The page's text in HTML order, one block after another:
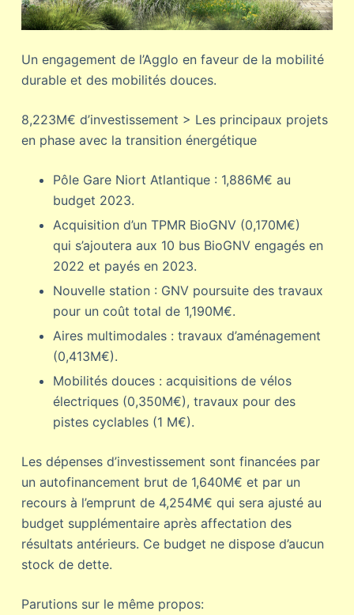
Un engagement de l’Agglo en faveur de la mobilité
durable et des mobilités douces.
8,223M€ d’investissement > Les principaux projets
en phase avec la transition énergétique
Pôle Gare Niort Atlantique : 1,886M€ au
budget 2023.
Acquisition d’un TPMR BioGNV (0,170M€)
qui s’ajoutera aux 10 bus BioGNV engagés en
2022 et payés en 2023.
Nouvelle station : GNV poursuite des travaux
pour un coût total de 1,190M€.
Aires multimodales : travaux d’aménagement
(0,413M€).
Mobilités douces : acquisitions de vélos
électriques (0,350M€), travaux pour des
pistes cyclables (1 M€).
Les dépenses d’investissement sont financées par
un autofinancement brut de 1,640M€ et par un
recours à l’emprunt de 4,254M€ qui sera ajusté au
budget supplémentaire après affectation des
résultats antérieurs. Ce budget ne dispose d’aucun
stock de dette.
Parutions sur le même propos: